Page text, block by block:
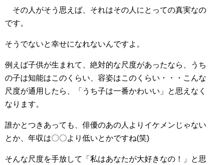
その人がそう思えば、それはその人にとっての真実なの
です。
そうでないと幸せになれないんですよ。
例えば子供が生まれて、絶対的な尺度があったなら、うち
の子は知能はこのくらい、容姿はこのくらい・・・こんな
尺度が通用したら、「うち子は一番かわいい」と思えなく
なります。
誰かとつきあっても、俳優のあの人よりイケメンじゃない
とか、年収は〇〇より低いとかですね(笑)
そんな尺度を手放して「私はあなたが大好きなの！」と思